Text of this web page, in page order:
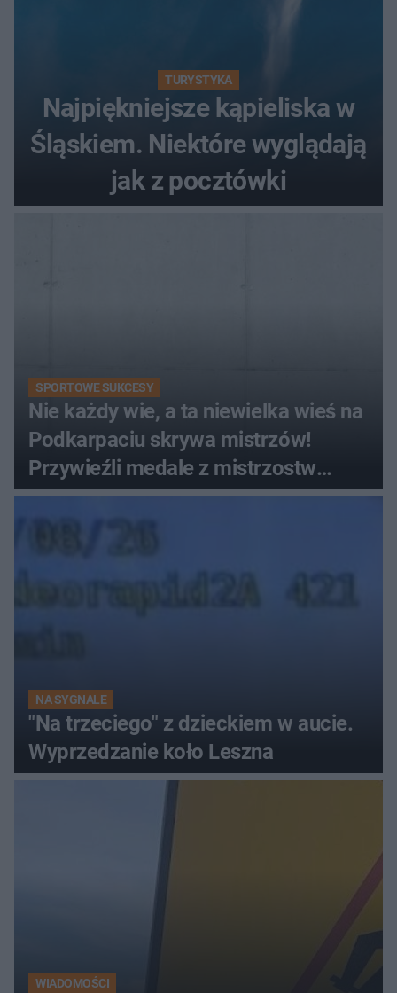
TURYSTYKA
Najpiękniejsze kąpieliska w
Śląskiem. Niektóre wyglądają
jak z pocztówki
SPORTOWE SUKCESY
Nie każdy wie, a ta niewielka wieś na
Podkarpaciu skrywa mistrzów!
Przywieźli medale z mistrzostw
Europy
NA SYGNALE
"Na trzeciego" z dzieckiem w aucie.
Wyprzedzanie koło Leszna
WIADOMOŚCI